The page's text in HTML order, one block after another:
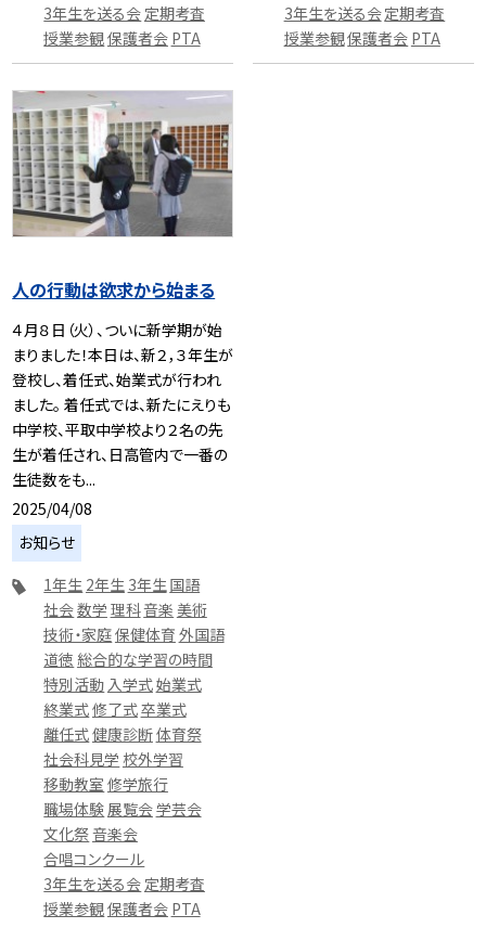
3年生を送る会 定期考査
授業参観保護者会 PTA
3年生を送る会定期考査
授業参観保護者会 PTA
人の行動は欲求から始まる
４月８日（火）、ついに新学期が始
まりました！本日は、新２，３年生が
登校し、着任式、始業式が行われ
ました。 着任式では、新たにえりも
中学校、平取中学校より２名の先
生が着任され、日高管内で一番の
生徒数をも...
2025/04/08
お知らせ
1年生 2年生 3年生 国語
社会数学 理科音楽 美術
技術・家庭保健体育 外国語
道徳 総合的な学習の時間
特別活動 入学式始業式
終業式修了式卒業式
離任式健康診断体育祭
社会科見学 校外学習
移動教室 修学旅行
職場体験 展覧会学芸会
文化祭音楽会
合唱コンクール
3年生を送る会 定期考査
授業参観保護者会 PTA